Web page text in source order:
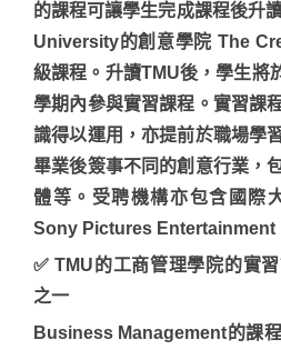
的課程可讓學生完成課程後升
University的創意學院 The
級課程。升讀TMU後，學生將
學期內參與實習課程。實習課
識得以運用，亦提前於職場學
畢業後簽事不同的創意行業，
體等。受聘機構亦包含國際
Sony Pictures Entertainment
✅ TMU的工商管理學院的實
之一
Business Management的課